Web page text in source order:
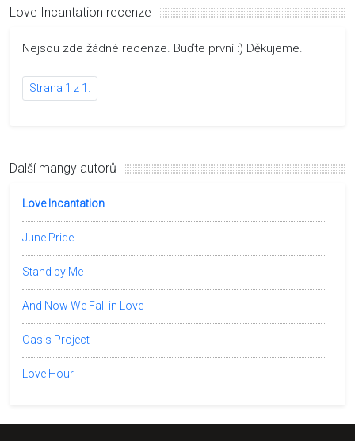
Love Incantation recenze
Nejsou zde žádné recenze. Buďte první :) Děkujeme.
Strana 1 z 1.
Další mangy autorů
Love Incantation
June Pride
Stand by Me
And Now We Fall in Love
Oasis Project
Love Hour